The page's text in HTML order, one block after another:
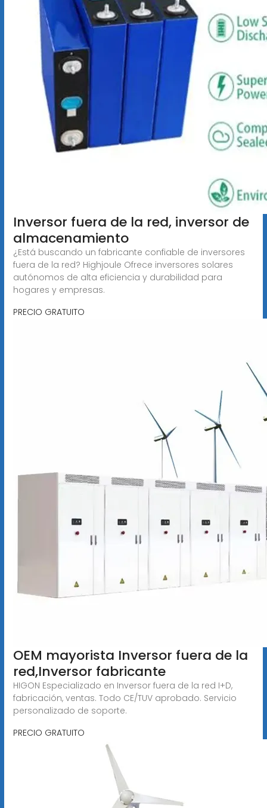
Inversor fuera de la red, inversor de
almacenamiento
¿Está buscando un fabricante confiable de inversores
fuera de la red? Highjoule Ofrece inversores solares
autónomos de alta eficiencia y durabilidad para
hogares y empresas.
PRECIO GRATUITO
OEM mayorista Inversor fuera de la
red,Inversor fabricante
HIGON Especializado en Inversor fuera de la red I+D,
fabricación, ventas. Todo CE/TUV aprobado. Servicio
personalizado de soporte.
PRECIO GRATUITO